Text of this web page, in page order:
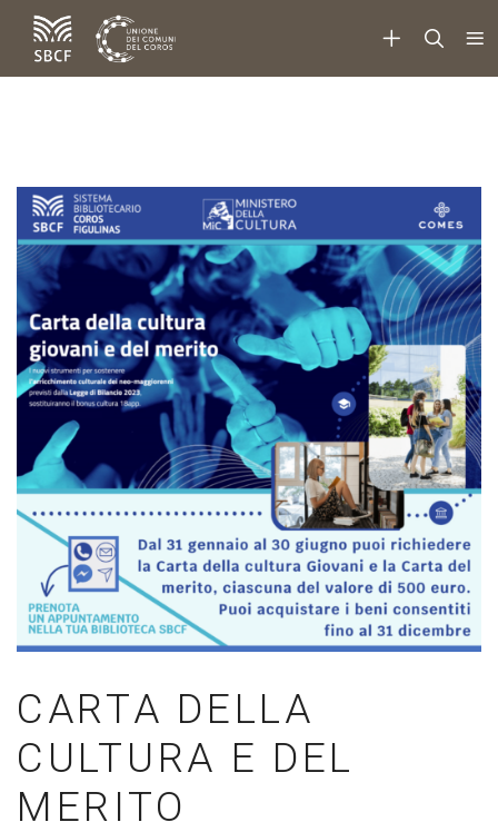
CARTA DELLA
CULTURA E DEL
MERITO